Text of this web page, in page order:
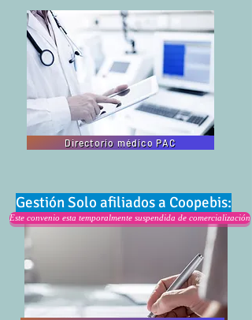
Directorio médico PAC
Gestión Solo afiliados a Coopebis:
Este convenio esta temporalmente suspendida de comercialización